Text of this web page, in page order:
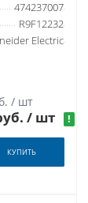
474237007
R9F12232
Electric
/ шт
/ шт !
КУПИТЬ